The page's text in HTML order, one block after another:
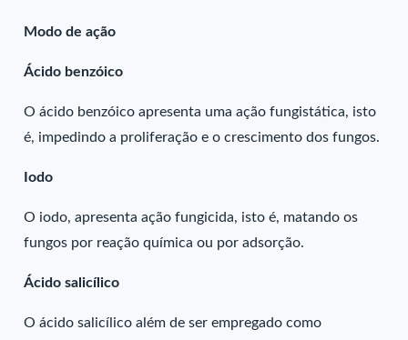
Modo de ação
Ácido benzóico
O ácido benzóico apresenta uma ação fungistática, isto
é, impedindo a proliferação e o crescimento dos fungos.
Iodo
O iodo, apresenta ação fungicida, isto é, matando os
fungos por reação química ou por adsorção.
Ácido salicílico
O ácido salicílico além de ser empregado como